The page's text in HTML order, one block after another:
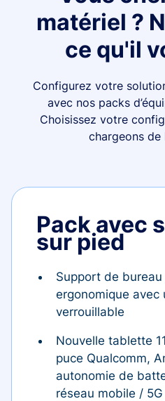
matériel ?
ce qu'il
Configurez votre
avec nos packs
Choisissez votre
chargeons de
Pack avec
sur pied
Support de
ergonomique
verrouillable
Nouvelle tablette
puce Qualcomm,
autonomie de
réseau mobile / 5G